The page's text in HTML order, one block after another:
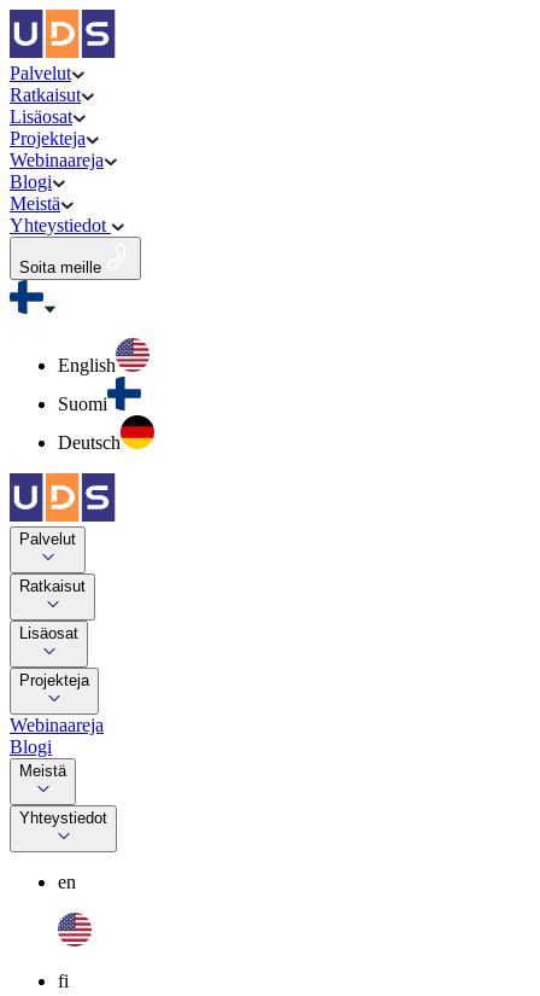
Palvelut
Ratkaisut
Lisäosat
Projekteja
Webinaareja
Blogi
Meistä
Yhteystiedot
Soita meille
English
Suomi
Deutsch
Palvelut
Ratkaisut
Lisäosat
Projekteja
Webinaareja
Blogi
Meistä
Yhteystiedot
en
fi